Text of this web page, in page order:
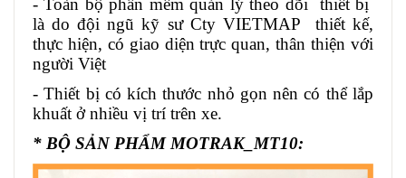
- Toàn bộ phần mềm quản lý theo dõi thiết bị
là do đội ngũ kỹ sư Cty VIETMAP thiết kế,
thực hiện, có giao diện trực quan, thân thiện với
người Việt
- Thiết bị có kích thước nhỏ gọn nên có thể lắp
khuất ở nhiều vị trí trên xe.
* BỘ SẢN PHẨM MOTRAK_MT10: